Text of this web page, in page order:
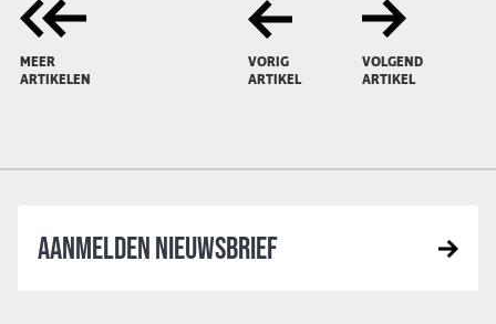
MEER
ARTIKELEN
VORIG
ARTIKEL
VOLGEND
ARTIKEL
AANMELDEN NIEUWSBRIEF